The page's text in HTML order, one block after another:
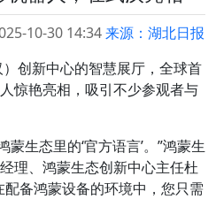
10-30 14:34来源：湖北日报
创新中心的智慧展厅，全球首
惊艳亮相，吸引不少参观者与
蒙生态里的‘官方语言’。”鸿蒙生
理、鸿蒙生态创新中心主任杜
备鸿蒙设备的环境中，您只需